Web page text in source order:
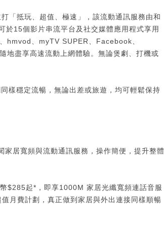
「抵玩、超值、極速」，該流動通訊服務由和
15個影片串流平台及社交媒體應用程式享用
hmvod、myTV SUPER、Facebook、
盡享高速流動上網體驗。無論煲劇、打機或
樣穩定流暢，無論出差或旅遊，均可輕鬆保持
居寬頻與流動通訊服務，操作簡便，提升整體
$285起*，即享1000M 家居光纖寬頻連話音服
月費計劃，真正做到家居與外出連接同樣順暢